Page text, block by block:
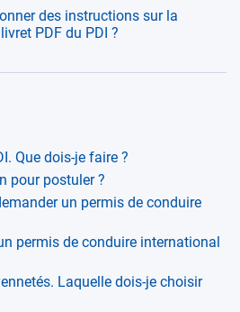
des instructions sur la
PDF du PDI ?
Que dois-je faire ?
pour postuler ?
un permis de conduire
permis de conduire international
Laquelle dois-je choisir